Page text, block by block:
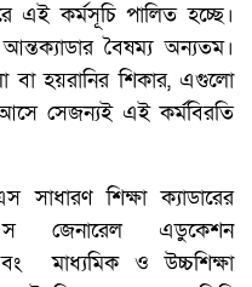
এই কর্মসূচি পালিত হচ্ছে।
বৈষম্য অন্যতম।
বা হয়রানির শিকার, এগুলো
সেজন্যই এই কর্মবিরতি
শিক্ষা ক্যাডারের
জেনারেল এডুকেশন
মাধ্যমিক ও উচ্চশিক্ষা